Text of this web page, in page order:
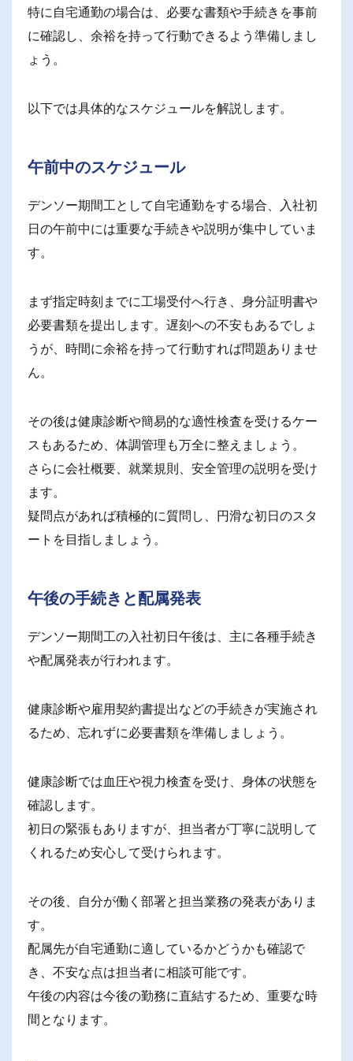
特に自宅通勤の場合は、必要な書類や手続きを事前
に確認し、余裕を持って行動できるよう準備しまし
ょう。
以下では具体的なスケジュールを解説します。
午前中のスケジュール
デンソー期間工として自宅通勤をする場合、入社初
日の午前中には重要な手続きや説明が集中していま
す。
まず指定時刻までに工場受付へ行き、身分証明書や
必要書類を提出します。遅刻への不安もあるでしょ
うが、時間に余裕を持って行動すれば問題ありませ
ん。
その後は健康診断や簡易的な適性検査を受けるケー
スもあるため、体調管理も万全に整えましょう。
さらに会社概要、就業規則、安全管理の説明を受け
ます。
疑問点があれば積極的に質問し、円滑な初日のスタ
ートを目指しましょう。
午後の手続きと配属発表
デンソー期間工の入社初日午後は、主に各種手続き
や配属発表が行われます。
健康診断や雇用契約書提出などの手続きが実施され
るため、忘れずに必要書類を準備しましょう。
健康診断では血圧や視力検査を受け、身体の状態を
確認します。
初日の緊張もありますが、担当者が丁寧に説明して
くれるため安心して受けられます。
その後、自分が働く部署と担当業務の発表がありま
す。
配属先が自宅通勤に適しているかどうかも確認で
き、不安な点は担当者に相談可能です。
午後の内容は今後の勤務に直結するため、重要な時
間となります。